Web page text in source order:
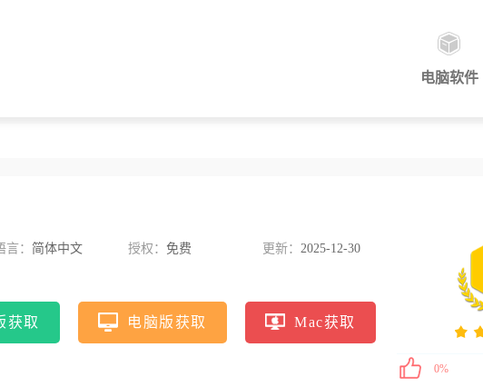
电脑软件
言： 简体中文 授权： 免费 更新： 2025-12-30
获取 电脑版获取 Mac获取
0%